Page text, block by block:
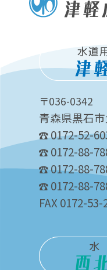
〒036-0342
青森県黒石
0172-52-
0172-88-
0172-88-
0172-88-
FAX 0172-53-